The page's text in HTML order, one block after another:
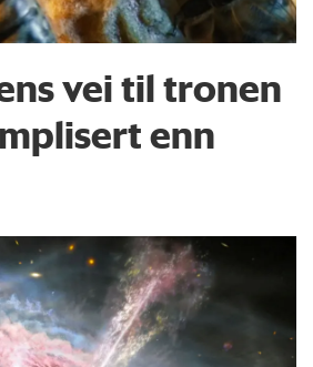
vei til tronen
enn